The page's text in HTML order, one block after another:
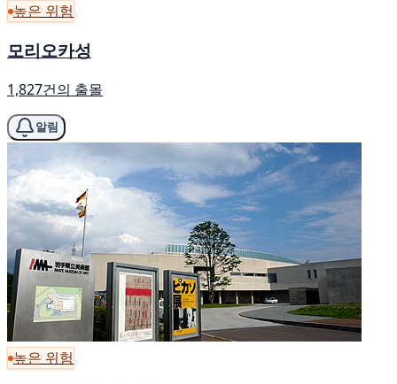
높은 위험
모리오카성
1,827건의 출몰
알림
높은 위험